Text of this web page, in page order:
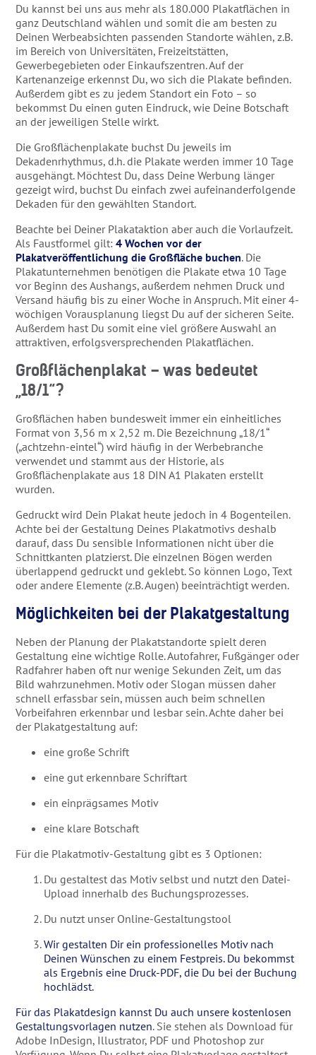
Du kannst bei uns aus mehr als 180.000 Plakatflächen in
ganz Deutschland wählen und somit die am besten zu
Deinen Werbeabsichten passenden Standorte wählen, z.B.
im Bereich von Universitäten, Freizeitstätten,
Gewerbegebieten oder Einkaufszentren. Auf der
Kartenanzeige erkennst Du, wo sich die Plakate befinden.
Außerdem gibt es zu jedem Standort ein Foto – so
bekommst Du einen guten Eindruck, wie Deine Botschaft
an der jeweiligen Stelle wirkt.
Die Großflächenplakate buchst Du jeweils im
Dekadenrhythmus, d.h. die Plakate werden immer 10 Tage
ausgehängt. Möchtest Du, dass Deine Werbung länger
gezeigt wird, buchst Du einfach zwei aufeinanderfolgende
Dekaden für den gewählten Standort.
Beachte bei Deiner Plakataktion aber auch die Vorlaufzeit.
Als Faustformel gilt:4 Wochen vor der
Plakatveröffentlichung die Großfläche buchen. Die
Plakatunternehmen benötigen die Plakate etwa 10 Tage
vor Beginn des Aushangs, außerdem nehmen Druck und
Versand häufig bis zu einer Woche in Anspruch. Mit einer 4-
wöchigen Vorausplanung liegst Du auf der sicheren Seite.
Außerdem hast Du somit eine viel größere Auswahl an
attraktiven, erfolgsversprechenden Plakatflächen.
Großflächenplakat – was bedeutet
„18/1“?
Großflächen haben bundesweit immer ein einheitliches
Format von 3,56 m x 2,52 m. Die Bezeichnung „18/1“
(„achtzehn-eintel“) wird häufig in der Werbebranche
verwendet und stammt aus der Historie, als
Großflächenplakate aus 18 DIN A1 Plakaten erstellt
wurden.
Gedruckt wird Dein Plakat heute jedoch in 4 Bogenteilen.
Achte bei der Gestaltung Deines Plakatmotivs deshalb
darauf, dass Du sensible Informationen nicht über die
Schnittkanten platzierst. Die einzelnen Bögen werden
überlappend gedruckt und geklebt. So können Logo, Text
oder andere Elemente (z.B. Augen) beeinträchtigt werden.
Möglichkeiten bei der Plakatgestaltung
Neben der Planung der Plakatstandorte spielt deren
Gestaltung eine wichtige Rolle. Autofahrer, Fußgänger oder
Radfahrer haben oft nur wenige Sekunden Zeit, um das
Bild wahrzunehmen. Motiv oder Slogan müssen daher
schnell erfassbar sein, müssen auch beim schnellen
Vorbeifahren erkennbar und lesbar sein. Achte daher bei
der Plakatgestaltung auf:
eine große Schrift
eine gut erkennbare Schriftart
ein einprägsames Motiv
eine klare Botschaft
Für die Plakatmotiv-Gestaltung gibt es 3 Optionen:
Du gestaltest das Motiv selbst und nutzt den Datei-
Upload innerhalb des Buchungsprozesses.
Du nutzt unser Online-Gestaltungstool
Wir gestalten Dir ein professionelles Motiv nach
Deinen Wünschen zu einem Festpreis. Du bekommst
als Ergebnis eine Druck-PDF, die Du bei der Buchung
hochlädst.
Für das Plakatdesign kannst Du auch unsere kostenlosen
Gestaltungsvorlagen nutzen. Sie stehen als Download für
Adobe InDesign, Illustrator, PDF und Photoshop zur